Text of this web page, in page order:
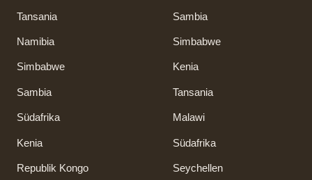
Tansania
Namibia
Simbabwe
Sambia
Südafrika
Kenia
Republik Kongo
Sambia
Simbabwe
Kenia
Tansania
Malawi
Südafrika
Seychellen